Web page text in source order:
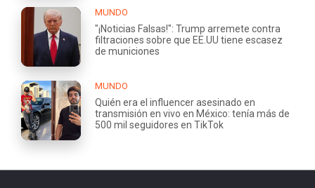
MUNDO
"¡Noticias Falsas!": Trump arremete contra
filtraciones sobre que EE.UU tiene escasez
de municiones
MUNDO
Quién era el influencer asesinado en
transmisión en vivo en México: tenía más de
500 mil seguidores en TikTok